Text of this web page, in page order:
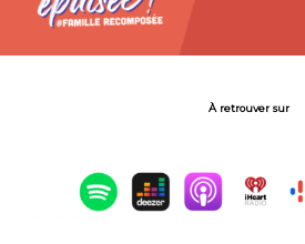
À retrouver sur